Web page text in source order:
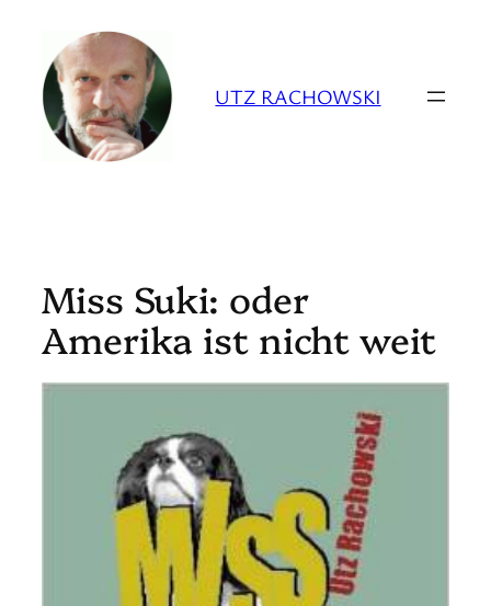
Inhalt
springen
UTZ RACHOWSKI
Miss Suki: oder
Amerika ist nicht weit